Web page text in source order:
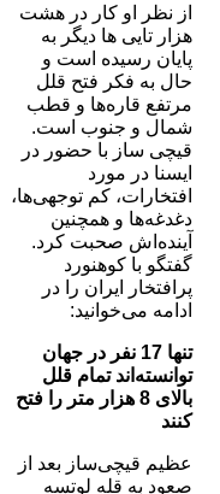
از نظر او کار در هشت
هزار تایی ها دیگر به
پایان رسیده است و
حال به فکر فتح قلل
مرتفع قاره‌ها و قطب
شمال و جنوب است.
قیچی ساز با حضور در
ایسنا در مورد
افتخارات، کم توجهی‌ها،
دغدغه‌ها و همچنین
آینده‌اش صحبت کرد.
گفتگو با کوهنورد
پرافتخار ایران را در
ادامه می‌خوانید:
تنها 17 نفر در جهان
توانسته‌اند تمام قلل
بالای 8 هزار متر را فتح
کنند
عظیم قیچی‌ساز بعد از
صعود به قله لوتسه